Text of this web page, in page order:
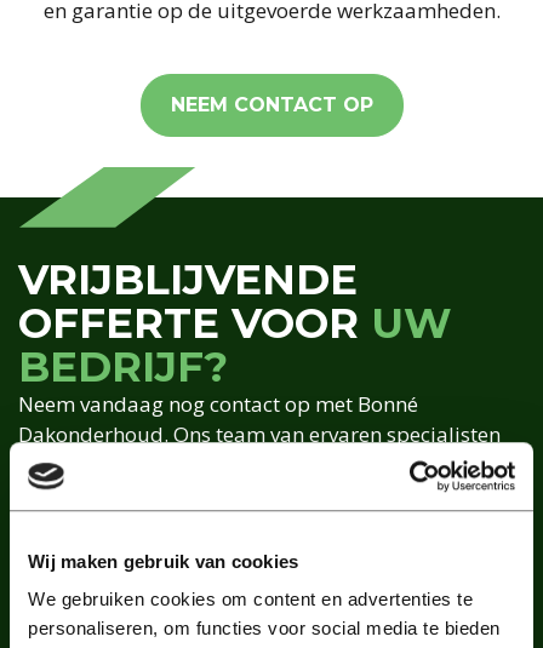
Wij maken gebruik van cookies
We gebruiken cookies om content en advertenties te
personaliseren, om functies voor social media te bieden
en garantie op de uitgevoerde werkzaamheden.
NEEM CONTACT OP
VRIJBLIJVENDE
OFFERTE VOOR UW
BEDRIJF?
Neem vandaag nog contact op met Bonné
Dakonderhoud. Ons team van ervaren specialisten
denkt graag met u mee en biedt deskundig advies
op maat. Voor preventief onderhoud, een
bedrijfspand, ons team staat voor u klaar.
Wij rekenen geen voorrijkosten
Wij maken foto’s en video’s van de situatie